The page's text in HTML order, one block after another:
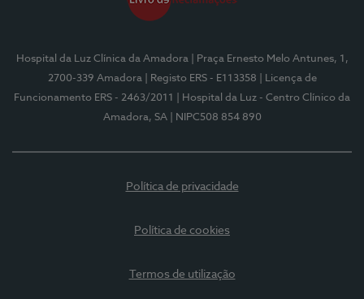
Hospital da Luz Clínica da Amadora
| Praça Ernesto Melo Antunes, 1,
2700-339 Amadora
| Registo ERS - E113358
| Licença de
Funcionamento ERS - 2463/2011
| Hospital da Luz - Centro Clínico da
Amadora, SA
| NIPC508 854 890
Política de privacidade
Política de cookies
Termos de utilização